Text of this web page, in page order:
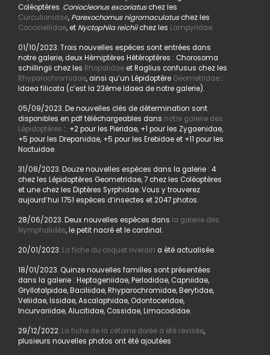
Coléoptères. Coniocleonus excoriatuschez les
Curculionidae, Parexochomus nigromaculatuschez les
Coccinellidae, et Nyctophila reichiichez les Lampyridae.
01/10/2023. Trois nouvelles espèces sont entrées dans
notre galerie, deux Hémiptères Hétéroptères : Chorosoma
schillingii chez les Rhopalidaeet Raglius confusus chez les
Rhyparochromidae, ainsi qu’un Lépidoptère Geometridae:
Idaea filicata (c’est la 23ème Idaea de notre galerie).
05/09/2023. De nouvelles clés de détermination sont
disponibles en pdf téléchargeables dans notre galerie des
Lépidoptères : +2 pour les Pieridae, +1 pour les Zygaenidae,
+5 pour les Drepanidae, +5 pour les Erebidae et +11 pour les
Noctuidae.
31/08/2023. Douze nouvelles espèces dans la galerie : 4
chez les Lépidoptères Geometridae, 7 chez les Coléoptères
et une chez les Diptères Syrphidae. Vous y trouverez
aujourd’hui 1751 espèces d’insectes et 2047 photos.
28/06/2023. Deux nouvelles espèces dans la galerie des
Nymphalidés, le petit nacré et le cardinal.
20/01/2023. La fiche du criquet riverain a été actualisée.
18/01/2023. Quinze nouvelles familles sont présentées
dans la galerie : Heptageniidae, Perlodidae, Capniidae,
Gryllotalpidae, Baciliidae, Rhyparochromidae, Berytidae,
Veliidae, Issidae, Ascalaphidae, Odontoceridae,
Incurvariidae, Alucitidae, Cossidae, Limacodidae.
29/12/2022. La fiche de la cétoine dorée a été révisée,
plusieurs nouvelles photos ont été ajoutées